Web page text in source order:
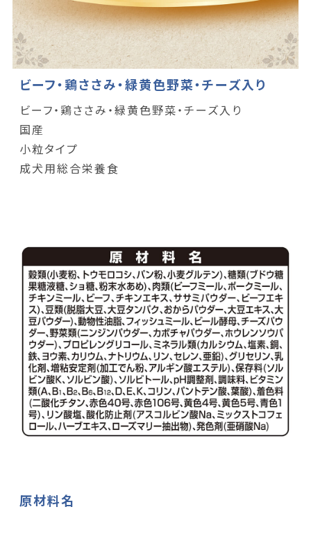
ビーフ・鶏ささみ・緑黄色野菜・チーズ入り
ビーフ・鶏ささみ・緑黄色野菜・チーズ入り
国産
小粒タイプ
成犬用総合栄養食
原材料名